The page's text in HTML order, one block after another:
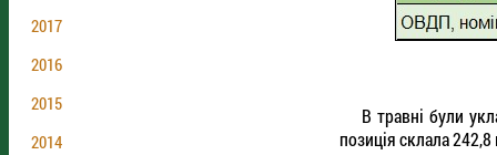
2017
2016
2015
2014
В травні були
позиція склала